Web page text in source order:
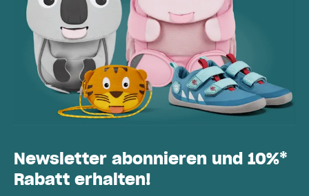
Newsletter abonnieren und 10%*
Rabatt erhalten!